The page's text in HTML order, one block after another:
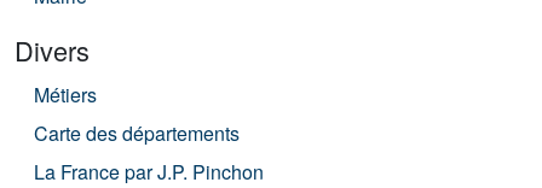
Divers
Métiers
Carte des départements
La France par J.P. Pinchon